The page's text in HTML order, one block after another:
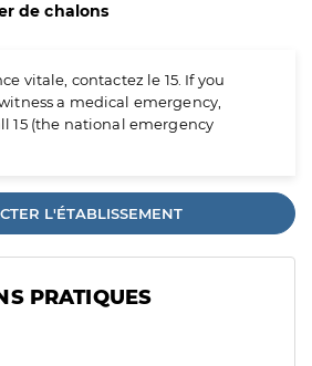
de chalons
vitale, contactez le 15. If you
a medical emergency,
15 (the national emergency
L'ÉTABLISSEMENT
PRATIQUES